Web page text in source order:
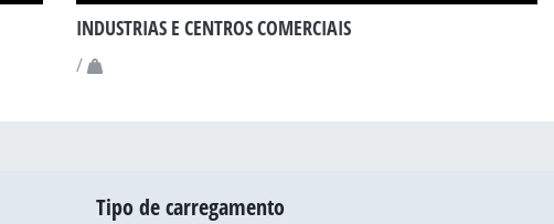
INDUSTRIAS E CENTROS COMERCIAIS
/
Tipo de carregamento